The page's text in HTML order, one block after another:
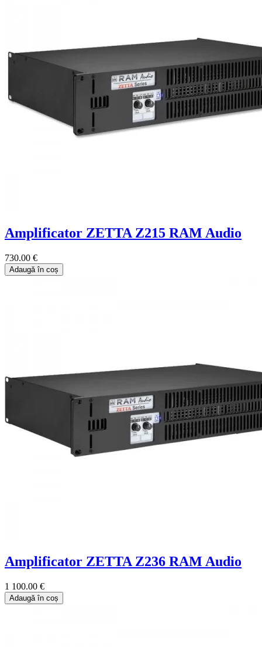
Amplificator ZETTA Z215 RAM Audio
730.00 €
Adaugă în coș
Amplificator ZETTA Z236 RAM Audio
1 100.00 €
Adaugă în coș